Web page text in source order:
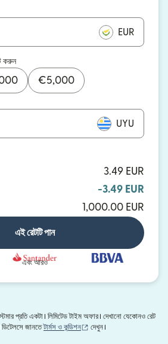
EUR
করুন
€5,000
UYU
3.49 EUR
-3.49 EUR
1,000.00 EUR
এই রেটটি পান
এবং আরও
প্রতি একটা। লিমিটেড টাইম অফার। দেখানো যেকোনও রেট
ডিটেলসে জানতেটার্মস ও কন্ডিশন (নতুন উইন্ডোতে খুলবে)
দেখুন।